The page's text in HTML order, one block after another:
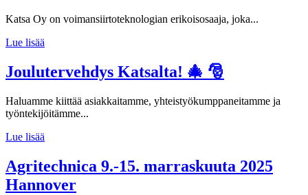
Katsa Oy on voimansiirtoteknologian erikoisosaaja, joka...
Lue lisää
Joulutervehdys Katsalta! 🎄 🎅
Haluamme kiittää asiakkaitamme, yhteistyökumppaneitamme ja
työntekijöitämme...
Lue lisää
Agritechnica 9.-15. marraskuuta 2025
Hannover